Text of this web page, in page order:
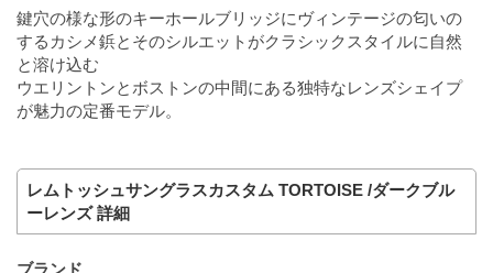
鍵穴の様な形のキーホールブリッジにヴィンテージの匂いの
するカシメ鋲とそのシルエットがクラシックスタイルに自然
と溶け込む
ウエリントンとボストンの中間にある独特なレンズシェイプ
が魅力の定番モデル。
レムトッシュサングラスカスタム TORTOISE /ダークブル
ーレンズ 詳細